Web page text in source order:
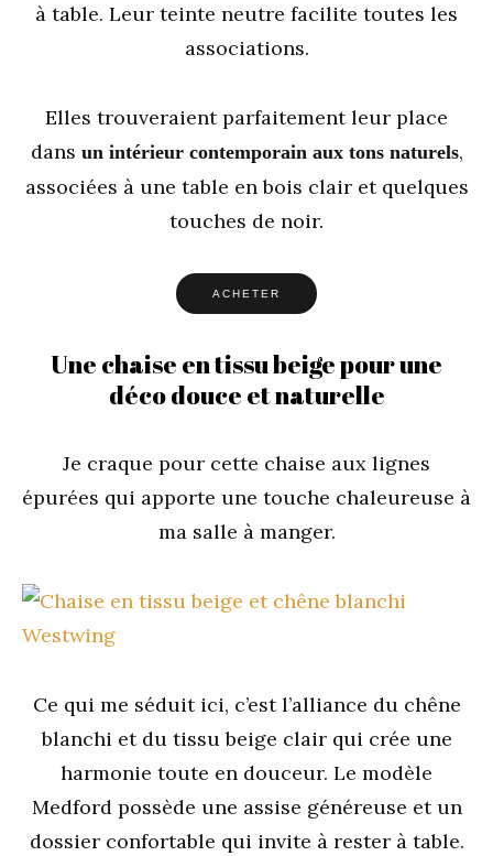
à table. Leur teinte neutre facilite toutes les
associations.
Elles trouveraient parfaitement leur place
dans un intérieur contemporain aux tons naturels,
associées à une table en bois clair et quelques
touches de noir.
ACHETER
Une chaise en tissu beige pour une
déco douce et naturelle
Je craque pour cette chaise aux lignes
épurées qui apporte une touche chaleureuse à
ma salle à manger.
Ce qui me séduit ici, c’est l’alliance du chêne
blanchi et du tissu beige clair qui crée une
harmonie toute en douceur. Le modèle
Medford possède une assise généreuse et un
dossier confortable qui invite à rester à table.